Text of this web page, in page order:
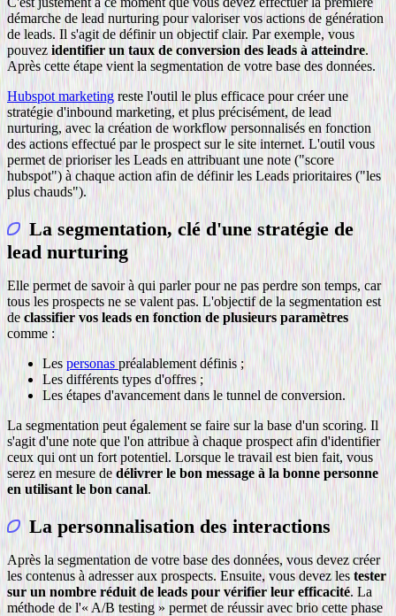
démarche de lead nurturing pour valoriser vos actions de génération
de leads. Il s'agit de définir un objectif clair. Par exemple, vous
pouvezidentifier un taux de conversion des leads à atteindre.
Après cette étape vient la segmentation de votre base des données.
Hubspot marketing reste l'outil le plus efficace pour créer une
stratégie d'inbound marketing, et plus précisément, de lead
nurturing, avec la création de workflow personnalisés en fonction
des actions effectué par le prospect sur le site internet. L'outil vous
permet de prioriser les Leads en attribuant une note ("score
hubspot") à chaque action afin de définir les Leads prioritaires ("les
plus chauds").
La segmentation, clé d'une stratégie de
lead nurturing
Elle permet de savoir à qui parler pour ne pas perdre son temps, car
tous les prospects ne se valent pas. L'objectif de la segmentation est
de classifier vos leads en fonction de plusieurs paramètres
comme :
Les personas préalablement définis ;
Les différents types d'offres ;
Les étapes d'avancement dans le tunnel de conversion.
La segmentation peut également se faire sur la base d'un scoring. Il
s'agit d'une note que l'on attribue à chaque prospect afin d'identifier
ceux qui ont un fort potentiel. Lorsque le travail est bien fait, vous
serez en mesure de délivrer le bon message à la bonne personne
en utilisant le bon canal.
La personnalisation des interactions
Après la segmentation de votre base des données, vous devez créer
les contenus à adresser aux prospects. Ensuite, vous devez les tester
sur un nombre réduit de leads pour vérifier leur efficacité. La
méthode de l'« A/B testing » permet de réussir avec brio cette phase